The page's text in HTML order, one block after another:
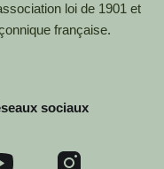
loi de 1901 et
française.
sociaux